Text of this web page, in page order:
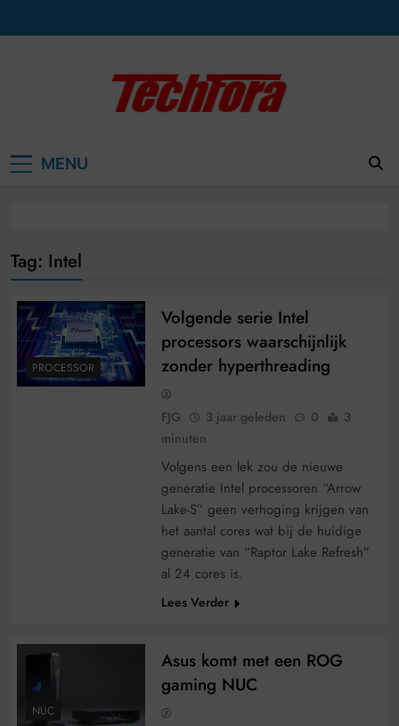
naar
MENU
Tag: Intel
PROCESSOR
Volgende serie Intel
processors waarschijnlijk
zonder hyperthreading
FJG 3 jaar geleden 0
3
minuten
Volgens een lek zou de nieuwe
generatie Intel processoren “Arrow
Lake-S” geen verhoging krijgen van
het aantal cores wat bij de huidige
generatie van “Raptor Lake Refresh”
al 24 cores is.
Lees Verder
NUC
Asus komt met een ROG
gaming NUC